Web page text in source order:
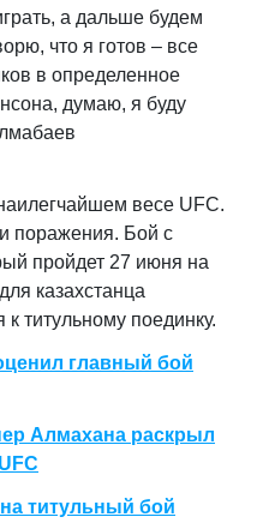
а дальше будем
что я готов – все
в определенное
думаю, я буду
весе UFC.
поражения. Бой с
пройдет 27 июня на
казахстанца
титульному поединку.
главный бой
Алмахана раскрыл
титульный бой